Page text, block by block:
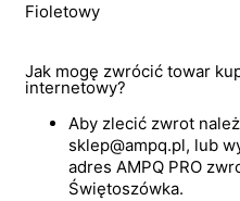
Fioletowy
Jak mogę zwrócić towar
internetowy?
Aby zlecić zwrot
sklep@ampq.pl, lub
adres AMPQ PRO
Świętoszówka.